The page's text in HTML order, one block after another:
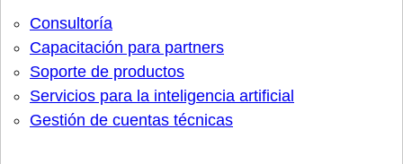
Consultoría
Capacitación para partners
Soporte de productos
Servicios para la inteligencia artificial
Gestión de cuentas técnicas